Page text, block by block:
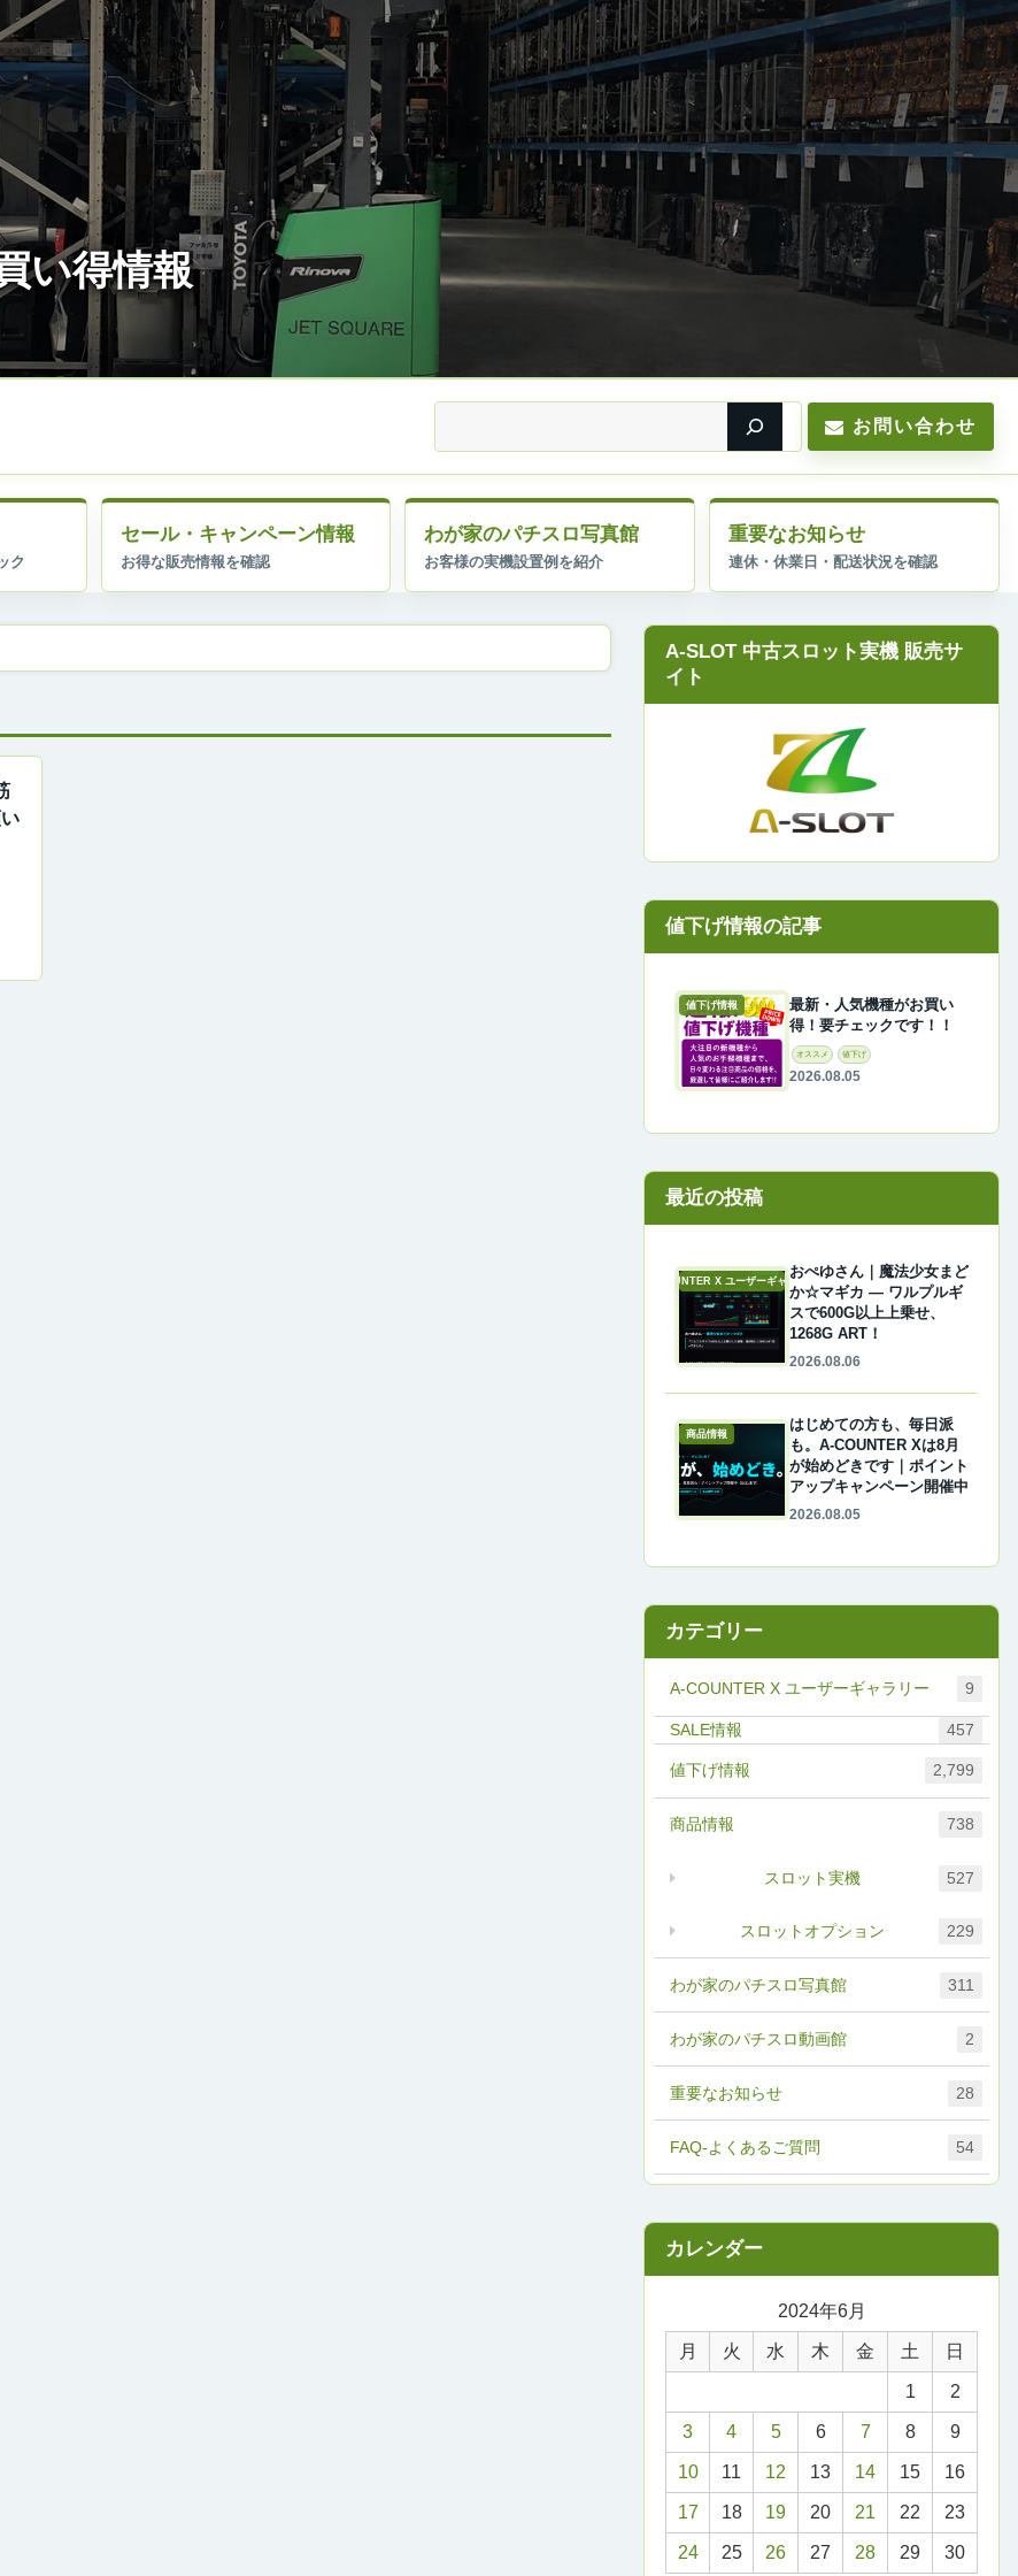
お問い合わせ
セール・キャンペーン情報 わが家のパチスロ写真館 重要なお知らせ
A-SLOT 中古スロット実機 販売サ
イト
値下げ情報
最新・人気機種がお買い
得！要チェックです！！
オススメ 値下げ
2026.08.05
最近の投稿
A-COUNTER X ユーザーギャラリー
おぺゆさん｜魔法少女まど
か☆マギカ ― ワルプルギ
スで600G以上上乗せ、
1268G ART！
2026.08.06
商品情報
はじめての方も、毎日派
も。A-COUNTER Xは8月
が始めどきです｜ポイント
アップキャンペーン開催中
2026.08.05
カテゴリー
A-COUNTER X ユーザーギャラリー 9
FAQ-よくあるご質問 54
457
わが家のパチスロ写真館 311
わが家のパチスロ動画館 2
値下げ情報 2,799
商品情報 738
スロットオプション 229
スロット実機 527
重要なお知らせ 28
2024年6月
月 火 水 木 金 土 日
1 2
3 4 5 6 7 8 9
10 11 12 13 14 15 16
17 18 19 20 21 22 23
24 25 26 27 28 29 30